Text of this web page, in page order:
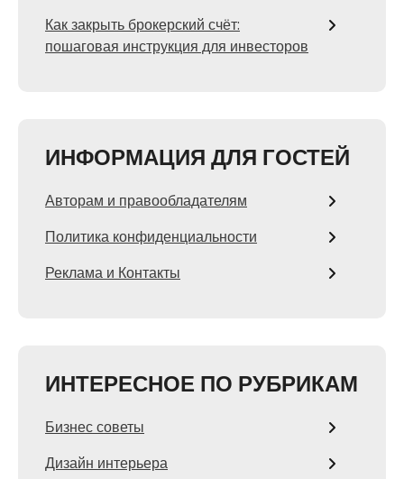
Как закрыть брокерский счёт:
пошаговая инструкция для инвесторов
ИНФОРМАЦИЯ ДЛЯ ГОСТЕЙ
Авторам и правообладателям
Политика конфиденциальности
Реклама и Контакты
ИНТЕРЕСНОЕ ПО РУБРИКАМ
Бизнес советы
Дизайн интерьера